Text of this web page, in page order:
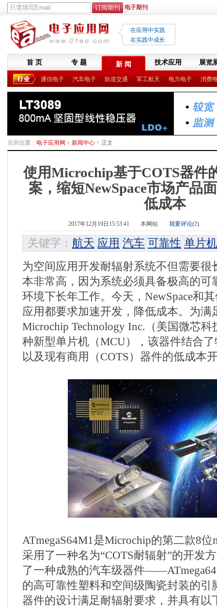
电子期刊
在应用中实践
在实践中成长
首 页 专 题 新 闻 技术应用 展览
通信电子 汽车电子 轨道交通 军工航天 电力电子 消费
当前位置： 电子应用网 > 新闻中心 > 正文
使用Microchip基于COTS器件
案，缩短NewSpace市场产品
低成本
2017年12月19日15:53:41 本网站 我要评论(2)
关键字： 航天 应用 汽车 可靠性 单片机
为空间应用开发耐辐射系统不但需要很
本非常高，因为系统必须具备极高的可
环境下长年工作。今天，NewSpace和
应用都要求加速开发，降低成本。为满
Microchip Technology Inc.（美国微芯
种新型单片机（MCU），该器件结合
以及现有商用（COTS）器件的低成本
ATmegaS64M1是Microchip的第二款8
采用了一种名为“COTS耐辐射”的开发
了一种成熟的汽车级器件
的高可靠性塑料和空间级陶瓷封装的引
器件的设计满足耐辐射要求，并具有